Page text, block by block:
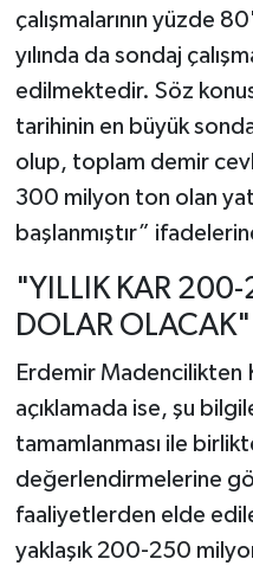
çalışmalarının yüzde
yılında da sondaj
edilmektedir. Söz
tarihinin en büyük
olup, toplam demir
300 milyon ton olan
başlanmıştır”
"YILLIK KAR
DOLAR OLACAK"
Erdemir Madencilikten
açıklamada ise, şu
tamamlanması ile
değerlendirmelerine
faaliyetlerden elde
yaklaşık 200-250